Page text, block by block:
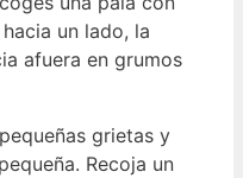
un lado, la
afuera en grumos
grietas y
Recoja un